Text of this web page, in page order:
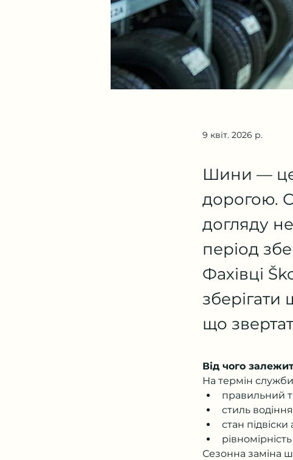
9 квіт. 2026 р.
Шини — це
дорогою.
догляду
період
Фахівці
зберігати
що
Від чого
На термін
правильний
стиль
стан
Сезонна заміна